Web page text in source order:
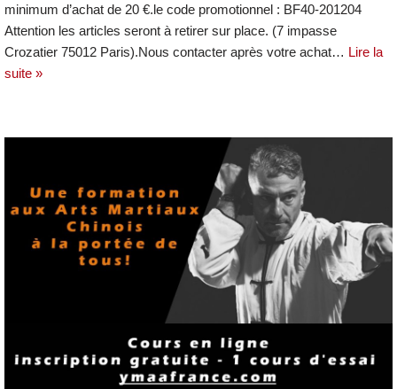
minimum d’achat de 20 €.le code promotionnel : BF40-201204
Attention les articles seront à retirer sur place. (7 impasse
Crozatier 75012 Paris).Nous contacter après votre achat… Lire la
suite »